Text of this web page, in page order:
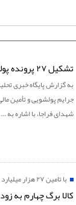
تشکیل ۲۷ پرونده پولشویی با گردش مالی ۱۳۲ هزار میلیاردی در سال جاری
به گزارش پايگاه خبری
جرایم پولشویی و تأمین
شهدای فراجا، با اشاره به ...
با تامین ۲۷ هزار میلیارد تومان
کالا برگ چهارم به